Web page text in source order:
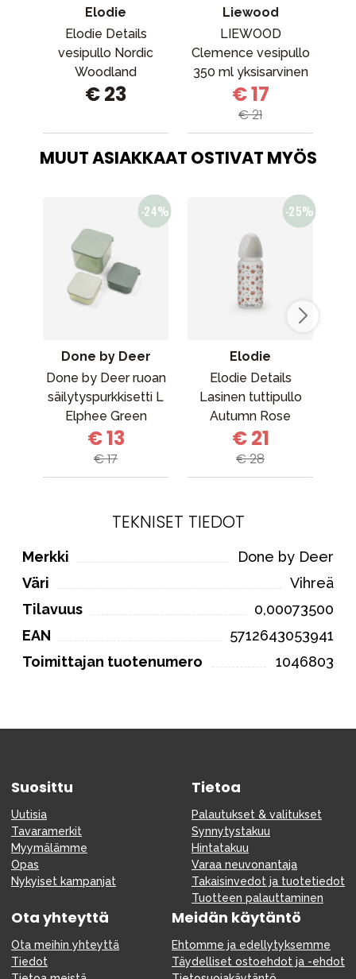
Elodie
Elodie Details
vesipullo Nordic
Woodland
€ 23
Liewood
LIEWOOD
Clemence vesipullo
350 ml yksisarvinen
/ pinkki
€ 17
€ 21
MUUT ASIAKKAAT OSTIVAT MYÖS
Done by Deer
Done by Deer ruoan
säilytyspurkkisetti L
Elphee Green
€ 13
€ 17
Elodie
Elodie Details
Lasinen tuttipullo
Autumn Rose
€ 21
€ 28
TEKNISET TIEDOT
Merkki
Done by Deer
Väri
Vihreä
Tilavuus
0,00073500
EAN
5712643053941
Toimittajan tuotenumero
1046803
Suosittu
Uutisia
Tavaramerkit
Myymälämme
Opas
Nykyiset kampanjat
Tietoa
Palautukset & valitukset
Synnytystakuu
Hintatakuu
Varaa neuvonantaja
Takaisinvedot ja tuotetiedot
Tuotteen palauttaminen
Ota yhteyttä
Ota meihin yhteyttä
Tiedot
Meidän käytäntö
Ehtomme ja edellytyksemme
Täydelliset ostoehdot ja -ehdot